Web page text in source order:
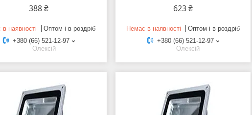
388 ₴
наявності
Оптом і в роздріб
+380 (66) 521-12-97
Олексій
623 ₴
Немає в наявності
Оптом і в роздріб
+380 (66) 521-12-97
Олексій